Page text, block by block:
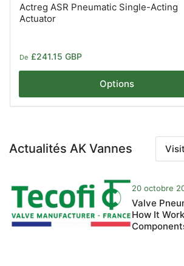
Actreg ASR Pneumatic Single-Acting
Actuator
Prix
De £241.15 GBP
Options
Actualités AK Vannes
20 octobre
Valve
How It